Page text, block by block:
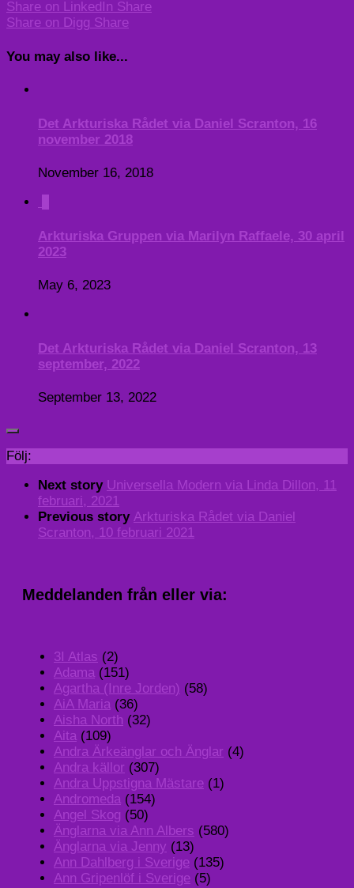
Share on LinkedIn Share
Share on Digg Share
You may also like...
Det Arkturiska Rådet via Daniel Scranton, 16
november 2018
November 16, 2018
Arkturiska Gruppen via Marilyn Raffaele, 30 april
2023
May 6, 2023
Det Arkturiska Rådet via Daniel Scranton, 13
september, 2022
September 13, 2022
Följ:
Next story Universella Modern via Linda Dillon, 11
februari, 2021
Previous story Arkturiska Rådet via Daniel
Scranton, 10 februari 2021
Meddelanden från eller via:
3I Atlas (2)
Adama (151)
Agartha (Inre Jorden) (58)
AiA Maria (36)
Aisha North (32)
Aita (109)
Andra Ärkeänglar och Änglar (4)
Andra källor (307)
Andra Uppstigna Mästare (1)
Andromeda (154)
Angel Skog (50)
Änglarna via Ann Albers (580)
Änglarna via Jenny (13)
Ann Dahlberg i Sverige (135)
Ann Gripenlöf i Sverige (5)